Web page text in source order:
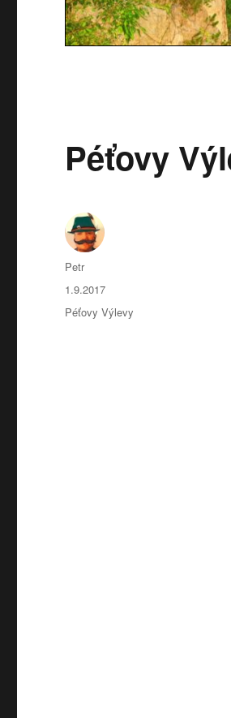
Péťovy
Autor:
Petr
Publikováno:
1.9.2017
Rubriky:
Péťovy Výlevy